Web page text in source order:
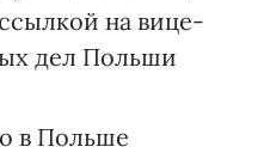
на вице-
дел Польши
в Польше